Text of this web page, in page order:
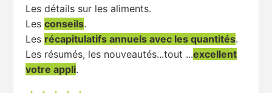
Les détails sur les aliments.
Lesconseils.
Les récapitulatifs annuels avec les quantités.
Les résumés, les nouveautés...tout ...excellent
votre appli.